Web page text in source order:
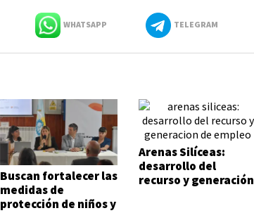
WHATSAPP TELEGRAM
Buscan fortalecer las
medidas de
protección de niños y
Arenas Silíceas:
desarrollo del
recurso y generación